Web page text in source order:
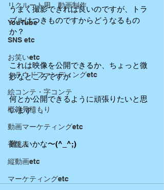
リクルート用 動画制作
YouTube
SNS etc
お笑いetc
クラウドファンディングetc
絵コンテ・字コンテ
概算見積もり
動画マーケティングetc
香盤表
縦動画etc
マーケティングetc
うまく撮影できれば良いのですが、トラ
ブルはつきものですからどうなるもの
か？
これは映像を公開できるか、ちょっと微
妙なところですが
何とか公開できるように頑張りたいと思
います。。
難しいかな〜(^_^;)